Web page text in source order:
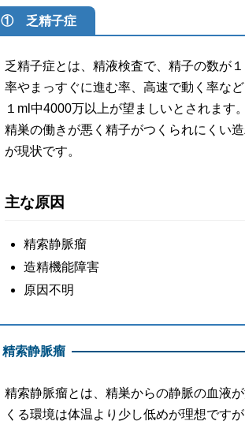
① 乏精子症
乏精子症とは、精液検査で、精子の数が
率やまっすぐに進む率、高速で動く率な
１ml中4000万以上が望ましいとされます
精巣の働きが悪く精子がつくられにくい
が現状です。
主な原因
精索静脈瘤
造精機能障害
原因不明
精索静脈瘤
精索静脈瘤とは、精巣からの静脈の血液
くる環境は体温より少し低めが理想です